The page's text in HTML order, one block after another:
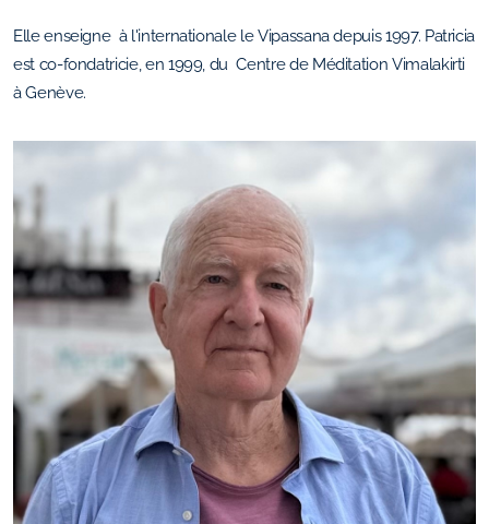
Elle enseigne à l'internationale le Vipassana depuis 1997. Patricia
est co-fondatricie, en 1999, du Centre de Méditation Vimalakirti
à Genève.